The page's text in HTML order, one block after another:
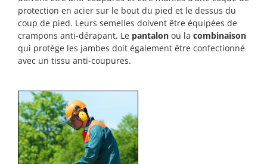
protection en acier sur le bout du pied et le dessus du
coup de pied. Leurs semelles doivent être équipées de
crampons anti-dérapant. Le pantalon ou la combinaison
qui protège les jambes doit également être confectionné
avec un tissu anti-coupures.